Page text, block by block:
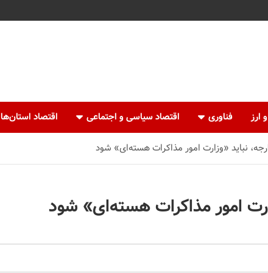
ارز فناوری اقتصاد سیاسی و اجتماعی اقتصاد استان‌ها
نباید «وزارت امور مذاکرات هسته‌ای» شود
امور مذاکرات هسته‌ای» شود